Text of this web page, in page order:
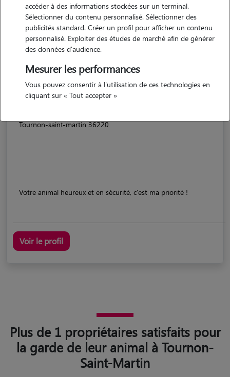
Tournon-saint-martin 36220
Votre animal heureux et en sécurité, c'est ma priorité !
Voir le profil
Plus de 1 propriétaires satisfaits pour
la garde de leur animal à Tournon-
Saint-Martin
accéder à des informations stockées sur un terminal.
Sélectionner du contenu personnalisé. Sélectionner des
publicités standard. Créer un profil pour afficher un contenu
personnalisé. Exploiter des études de marché afin de générer
des données d'audience.
Mesurer les performances
Vous pouvez consentir à l'utilisation de ces technologies en
cliquant sur « Tout accepter »